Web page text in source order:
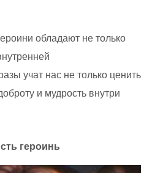
обладают не только
учат нас не только ценить
и мудрость внутри
героинь